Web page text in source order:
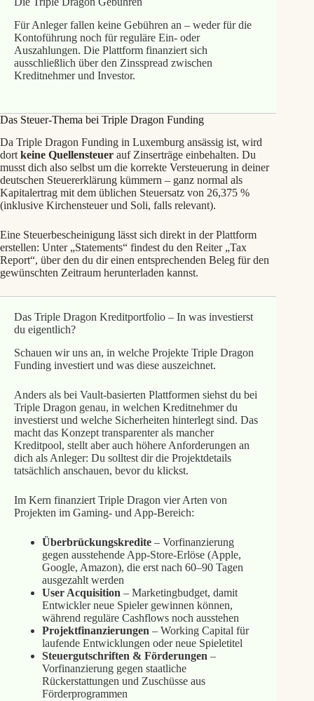
Für Anleger fallen keine Gebühren an – weder für die
Kontoführung noch für reguläre Ein‑ oder
Auszahlungen. Die Plattform finanziert sich
ausschließlich über den Zinsspread zwischen
Kreditnehmer und Investor.
Das Steuer‑Thema bei Triple Dragon Funding
Da Triple Dragon Funding in Luxemburg ansässig ist, wird
dort keine Quellensteuer auf Zinserträge einbehalten. Du
musst dich also selbst um die korrekte Versteuerung in deiner
deutschen Steuererklärung kümmern – ganz normal als
Kapitalertrag mit dem üblichen Steuersatz von 26,375 %
(inklusive Kirchensteuer und Soli, falls relevant).
Eine Steuerbescheinigung lässt sich direkt in der Plattform
erstellen: Unter „Statements“ findest du den Reiter „Tax
Report“, über den du dir einen entsprechenden Beleg für den
gewünschten Zeitraum herunterladen kannst.
Das Triple Dragon Kreditportfolio – In was investierst
du eigentlich?
Schauen wir uns an, in welche Projekte Triple Dragon
Funding investiert und was diese auszeichnet.
Anders als bei Vault‑basierten Plattformen siehst du bei
Triple Dragon genau, in welchen Kreditnehmer du
investierst und welche Sicherheiten hinterlegt sind. Das
macht das Konzept transparenter als mancher
Kreditpool, stellt aber auch höhere Anforderungen an
dich als Anleger: Du solltest dir die Projektdetails
tatsächlich anschauen, bevor du klickst.
Im Kern finanziert Triple Dragon vier Arten von
Projekten im Gaming‑ und App‑Bereich:
Überbrückungskredite– Vorfinanzierung
gegen ausstehende App‑Store‑Erlöse (Apple,
Google, Amazon), die erst nach 60–90 Tagen
ausgezahlt werden
User Acquisition – Marketingbudget, damit
Entwickler neue Spieler gewinnen können,
während reguläre Cashflows noch ausstehen
Projektfinanzierungen – Working Capital für
laufende Entwicklungen oder neue Spieletitel
Steuergutschriften & Förderungen –
Vorfinanzierung gegen staatliche
Rückerstattungen und Zuschüsse aus
Förderprogrammen